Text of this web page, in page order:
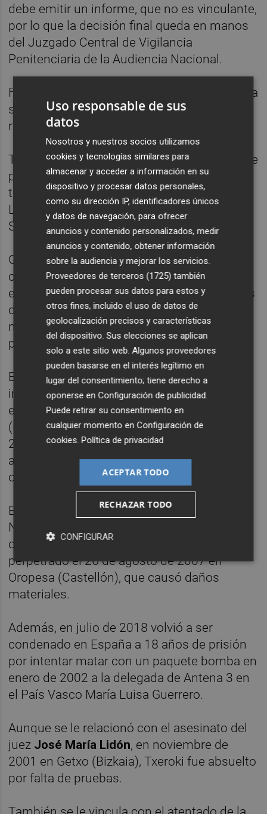
debe emitir un informe, que no es vinculante,
por lo que la decisión final queda en manos
del Juzgado Central de Vigilancia
Penitenciaria de la Audiencia Nacional.
Fuentes del Departamento Vasco de Justicia
señalan que lo habitual es que no se
revoquen este tipo de concesiones.
Txeroki está condenado a cientos de años de
prisión por distintos atentados. En 2024 fue
trasladado desde la prisión francesa de
Lannemezan al penal de Martutene, en San
Sebastián.
Garikoitz Aspiazu Rubina (Bilbao, 1973), fue
considerado jefe de ETA hasta su detención
en 2008, fue condenado en 2011 a 377 años
de prisión por la Audiencia Nacional,
mientras que en Francia cumplía varias
penas que suman más de 30 años.
Esta primera condena, de 377 años, le fue
impuesta por el intento de asesinato de la
exteniente de alcalde de Portugalete
(Bizkaia) Esther Cabezudo, en febrero de
2002. La sala le condenó por 20 delitos de
asesinato terrorista en grado de tentativa y
otro de estragos.
En 2015 fue condenado por la Audiencia
Nacional a nueve años de prisión por
ordenar un atentado con coche bomba
perpetrado el 26 de agosto de 2007 en
Oropesa (Castellón), que causó daños
materiales.
Además, en julio de 2018 volvió a ser
condenado en España a 18 años de prisión
por intentar matar con un paquete bomba en
enero de 2002 a la delegada de Antena 3 en
el País Vasco María Luisa Guerrero.
Aunque se le relacionó con el asesinato del
juez José María Lidón, en noviembre de
2001 en Getxo (Bizkaia), Txeroki fue absuelto
por falta de pruebas.
Uso responsable de sus
datos
Nosotros y nuestros socios utilizamos
cookies y tecnologías similares para
almacenar y acceder a información en su
dispositivo y procesar datos personales,
como su dirección IP, identificadores únicos
y datos de navegación, para ofrecer
anuncios y contenido personalizados, medir
anuncios y contenido, obtener información
sobre la audiencia y mejorar los servicios.
Proveedores de terceros (1725) también
pueden procesar sus datos para estos y
otros fines, incluido el uso de datos de
geolocalización precisos y características
del dispositivo. Sus elecciones se aplican
solo a este sitio web. Algunos proveedores
pueden basarse en el interés legítimo en
lugar del consentimiento; tiene derecho a
oponerse enConfiguración de publicidad.
Puede retirar su consentimiento en
cualquier momento enConfiguración de
cookies.Política de privacidad
ACEPTAR TODO
RECHAZAR TODO
CONFIGURAR